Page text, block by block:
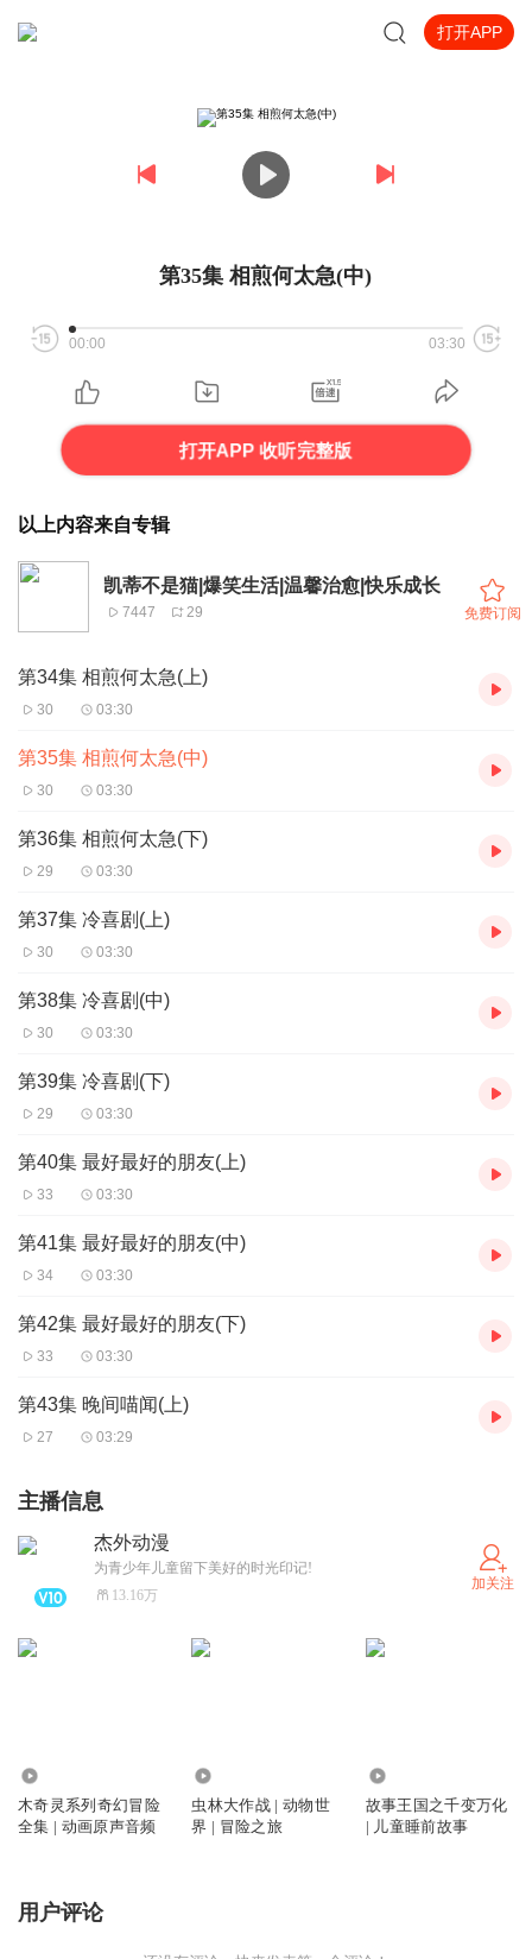
打开APP
第35集 相煎何太急(中)
00:00 03:30
打开APP 收听完整版
以上内容来自专辑
凯蒂不是猫|爆笑生活|温馨治愈|快乐成长
7447 29 免费订阅
第34集 相煎何太急(上)
30 03:30
第35集 相煎何太急(中)
30 03:30
第36集 相煎何太急(下)
29 03:30
第37集 冷喜剧(上)
30 03:30
第38集 冷喜剧(中)
30 03:30
第39集 冷喜剧(下)
29 03:30
第40集 最好最好的朋友(上)
33 03:30
第41集 最好最好的朋友(中)
34 03:30
第42集 最好最好的朋友(下)
33 03:30
第43集 晚间喵闻(上)
27 03:29
主播信息
杰外动漫
为青少年儿童留下美好的时光印记!
13.16万
加关注
木奇灵系列奇幻冒险
全集 | 动画原声音频
虫林大作战 | 动物世
界 | 冒险之旅
故事王国之千变万化
| 儿童睡前故事
用户评论